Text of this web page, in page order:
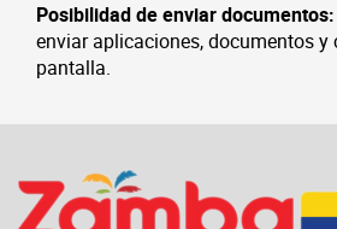
Posibilidad de enviar documentos:
enviar aplicaciones, documentos y
pantalla.